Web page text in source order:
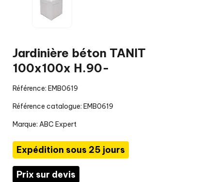
Jardinière béton TANIT
100x100x H.90-
Référence: EMB0619
Référence catalogue: EMB0619
Marque: ABC Expert
Expédition sous 25 jours
Prix sur devis